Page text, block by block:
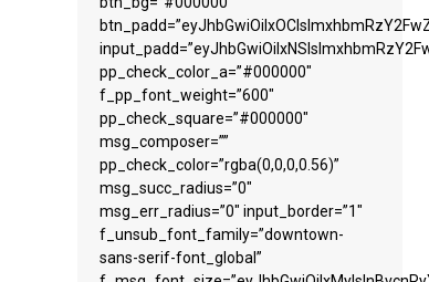
pp_check_color_a=”#000000″
f_pp_font_weight=”600″
pp_check_square=”#000000″
msg_composer=””
pp_check_color=”rgba(0,0,0,0.56)”
msg_succ_radius=”0″
msg_err_radius=”0″ input_border=”1″
f_unsub_font_family=”downtown-
sans-serif-font_global”